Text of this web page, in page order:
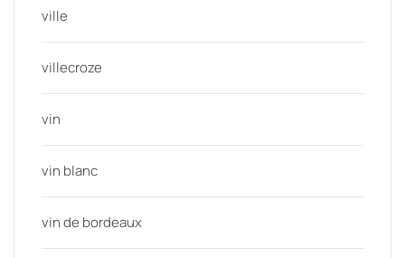
ville
villecroze
vin
vin blanc
vin de bordeaux